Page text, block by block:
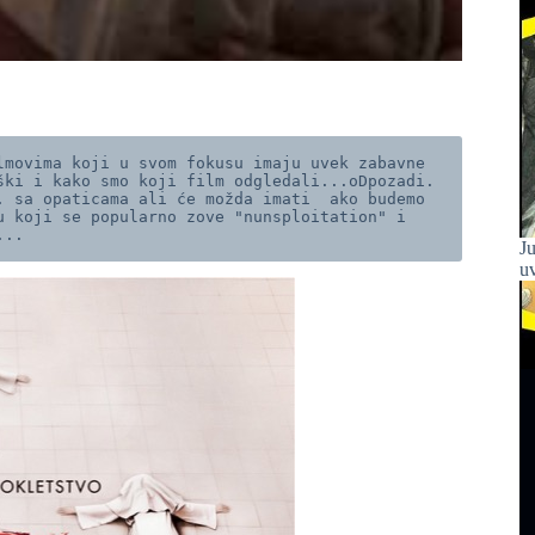
koji u svom fokusu imaju uvek zabavne
i kako smo koji film odgledali...oDpozadi.
opaticama ali će možda imati  ako budemo
koji se popularno zove "nunsploitation" i